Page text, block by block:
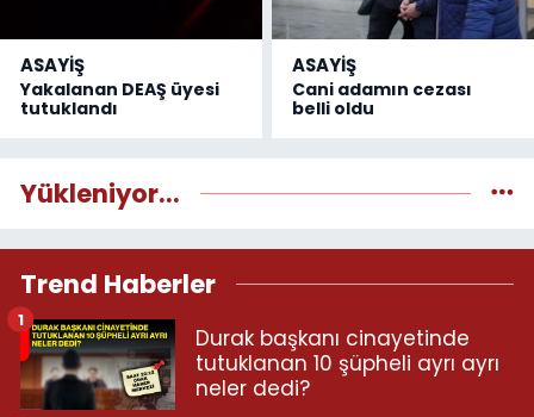
ASAYİŞ
Yakalanan DEAŞ üyesi
tutuklandı
ASAYİŞ
Cani adamın cezası
belli oldu
Yükleniyor...
Trend Haberler
Durak başkanı cinayetinde
tutuklanan 10 şüpheli ayrı ayrı
neler dedi?
1